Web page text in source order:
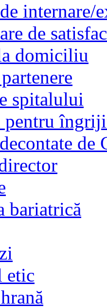
internare/
de
domiciliu
spitalului
de
bariatrică
etic